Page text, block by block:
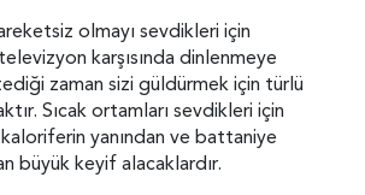
olmayı sevdikleri için
karşısında dinlenmeye
zaman sizi güldürmek için türlü
Sıcak ortamları sevdikleri için
yanından ve battaniye
büyük keyif alacaklardır.